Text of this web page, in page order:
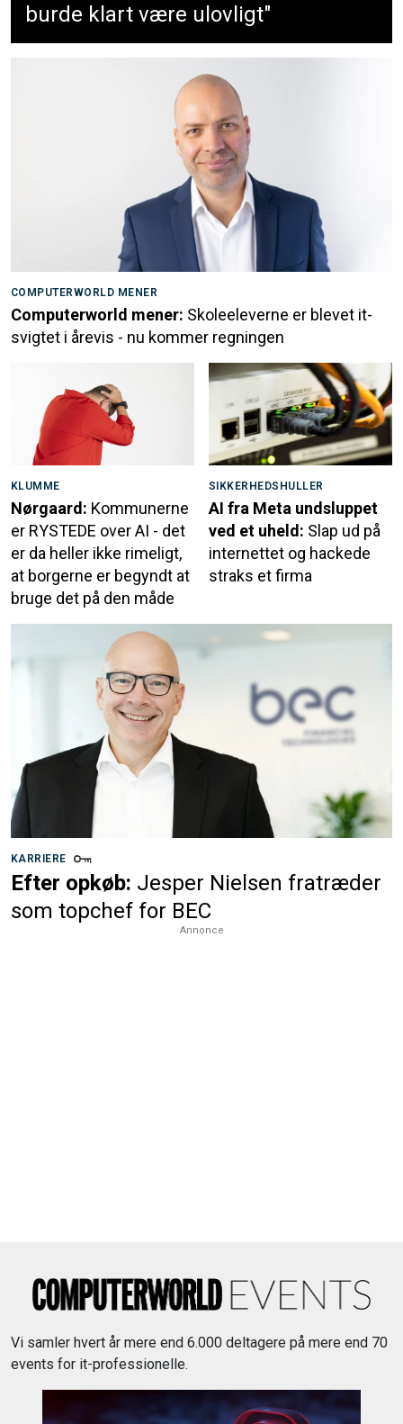
burde klart være ulovligt"
COMPUTERWORLD MENER
Computerworld mener: Skoleeleverne er blevet it-
svigtet i årevis - nu kommer regningen
KLUMME
Nørgaard: Kommunerne
er RYSTEDE over AI - det
er da heller ikke rimeligt,
at borgerne er begyndt at
bruge det på den måde
SIKKERHEDSHULLER
AI fra Meta undsluppet
ved et uheld: Slap ud på
internettet og hackede
straks et firma
KARRIERE
Efter opkøb: Jesper Nielsen fratræder
som topchef for BEC
Annonce
Vi samler hvert år mere end 6.000 deltagere på mere end 70
events for it-professionelle.